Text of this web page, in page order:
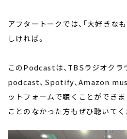
アフタートークでは、「大好きな
しければ。
このPodcastは、 TBSラジオクラ
podcast、Spotify、Amazon
ットフォームで聴くことができ
ことのなかった方もぜひ聴いてく